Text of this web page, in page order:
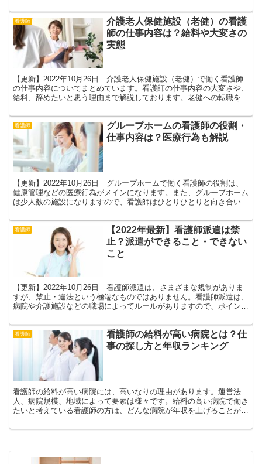
看護師
介護老人保健施設（老健）の看護
師の仕事内容は？給料や大変さの
実態
【更新】2022年10月26日 介護老人保健施設（老健）で働く看護師
の仕事内容についてまとめています。看護師の仕事内容の大変さや、
給料、辞めたいと思う理由まで解説しております。老健への転職を考
看護師
グループホームの看護師の役割・
仕事内容は？医療行為も解説
【更新】2022年10月26日 グループホームで働く看護師の役割は、
健康管理などの医療行為がメインになります。また、グループホーム
は少人数の施設になりますので、看護師はひとりひとりと向き合いな
看護師
【2022年最新】看護師派遣は禁
止？派遣ができること・できない
こと
【更新】2022年10月26日 看護師派遣は、さまざまな規制がありま
すが、禁止・違法という極端なものではありません。看護師派遣は、
病院や介護施設などの職場によってルールがありますので、ポイント
看護師
看護師の給料が高い病院とは？仕
事の探し方と年収ランキング
看護師の給料が高い病院には、高いなりの理由があります。運営法
人、病院規模、地域によって要素は様々です。給料の高い病院で働き
たいと考えている看護師の方は、どんな病院が年収を上げることがで